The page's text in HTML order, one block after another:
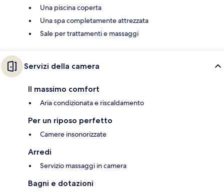
Una piscina coperta
Una spa completamente attrezzata
Sale per trattamenti e massaggi
Servizi della camera
Il massimo comfort
Aria condizionata e riscaldamento
Per un riposo perfetto
Camere insonorizzate
Arredi
Servizio massaggi in camera
Bagni e dotazioni